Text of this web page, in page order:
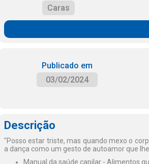
Caras
Publicado em
03/02/2024
Descrição
"Posso estar triste, mas quando mexo o
a dança como um gesto de autoamor que
Manual da saúde capilar - Alimentos